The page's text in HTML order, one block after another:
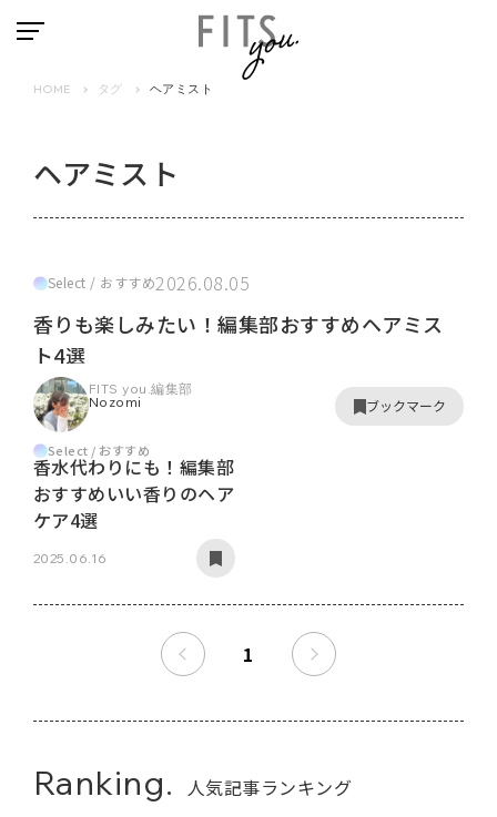
HOME タグ ヘアミスト
ヘアミスト
Select / おすすめ2026.08.05
香りも楽しみたい！編集部おすすめヘアミス
ト4選
FITS you.編集部
Nozomi
ブックマーク
Select / おすすめ
香水代わりにも！編集部
おすすめいい香りのヘア
ケア4選
2025.06.16
1
Ranking. 人気記事ランキング